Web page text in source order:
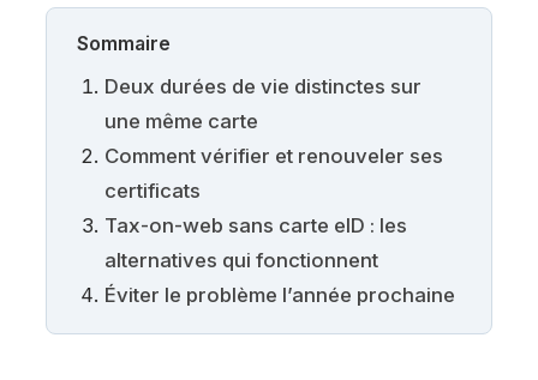
Sommaire
Deux durées de vie distinctes sur
une même carte
Comment vérifier et renouveler ses
certificats
Tax-on-web sans carte eID : les
alternatives qui fonctionnent
Éviter le problème l’année prochaine